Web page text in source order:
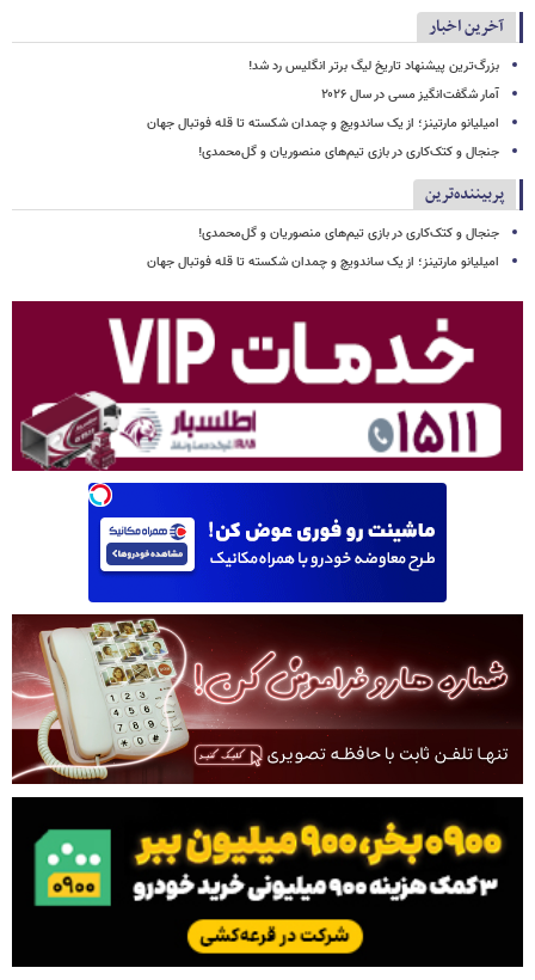
آخرین اخبار
بزرگ‌ترین پیشنهاد تاریخ لیگ برتر انگلیس رد شد!
آمار شگفت‌انگیز مسی در سال ۲۰۲۶
امیلیانو مارتینز؛ از یک ساندویچ و چمدان شکسته تا قله فوتبال جهان
جنجال و کتک‌کاری در بازی تیم‌های منصوریان و گل‌محمدی!
پربیننده‌ترین
جنجال و کتک‌کاری در بازی تیم‌های منصوریان و گل‌محمدی!
امیلیانو مارتینز؛ از یک ساندویچ و چمدان شکسته تا قله فوتبال جهان